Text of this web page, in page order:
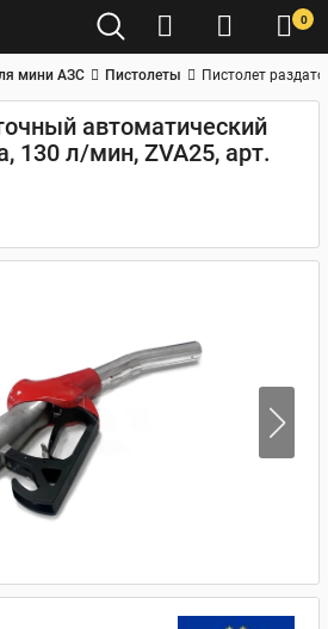
0
мини АЗС Пистолеты Пистолет
автоматический
130 л/мин, ZVA25, арт.